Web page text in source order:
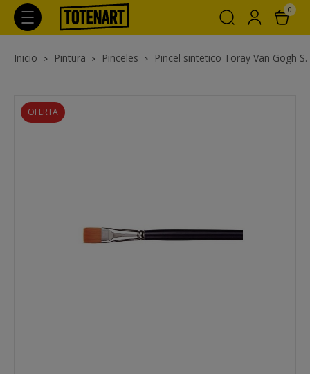
0
Inicio Pintura Pinceles Pincel sintetico Toray Van Gogh
OFERTA